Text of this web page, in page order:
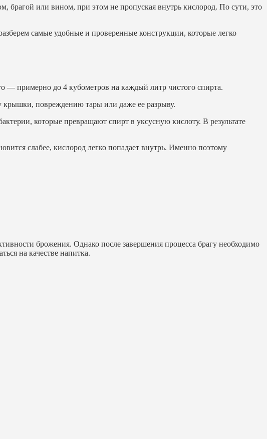
брагой или вином, при этом не пропуская внутрь кислород. По сути, это
самые удобные и проверенные конструкции, которые легко
— примерно до 4 кубометров на каждый литр чистого спирта.
крышки, повреждению тары или даже ее разрыву.
которые превращают спирт в уксусную кислоту. В результате
слабее, кислород легко попадает внутрь. Именно поэтому
брожения. Однако после завершения процесса брагу необходимо
на качестве напитка.